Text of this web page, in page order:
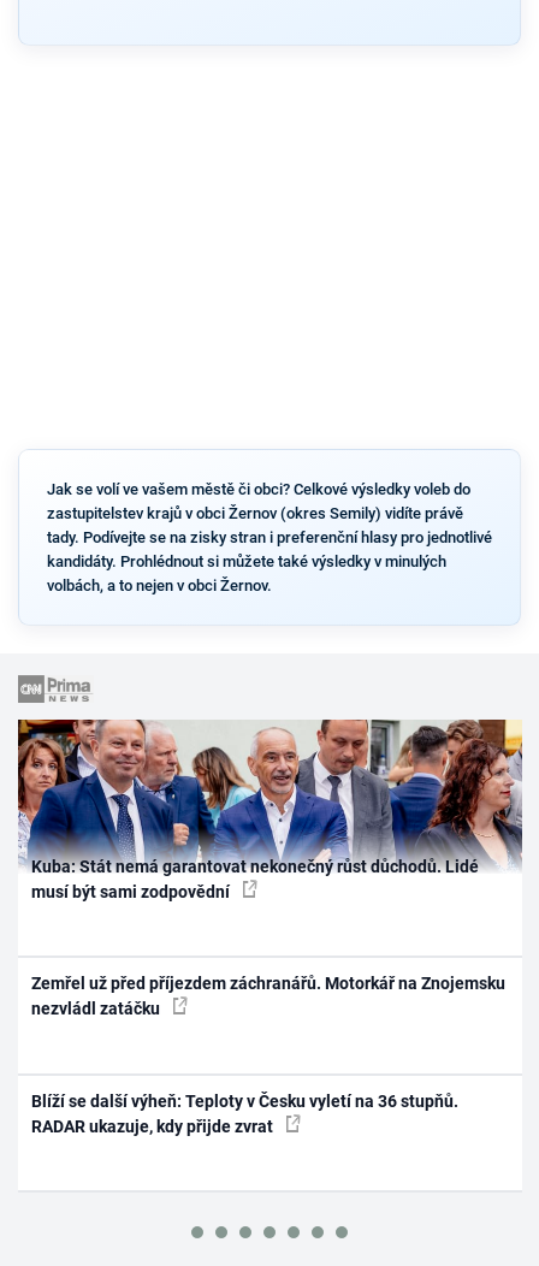
Jak se volí ve vašem městě či obci? Celkové výsledky voleb do
zastupitelstev krajů v obci Žernov (okres Semily) vidíte právě
tady. Podívejte se na zisky stran i preferenční hlasy pro jednotlivé
kandidáty. Prohlédnout si můžete také výsledky v minulých
volbách, a to nejen v obci Žernov.
Kuba: Stát nemá garantovat nekonečný růst důchodů. Lidé
musí být sami zodpovědní
Zemřel už před příjezdem záchranářů. Motorkář na Znojemsku
nezvládl zatáčku
Blíží se další výheň: Teploty v Česku vyletí na 36 stupňů.
RADAR ukazuje, kdy přijde zvrat